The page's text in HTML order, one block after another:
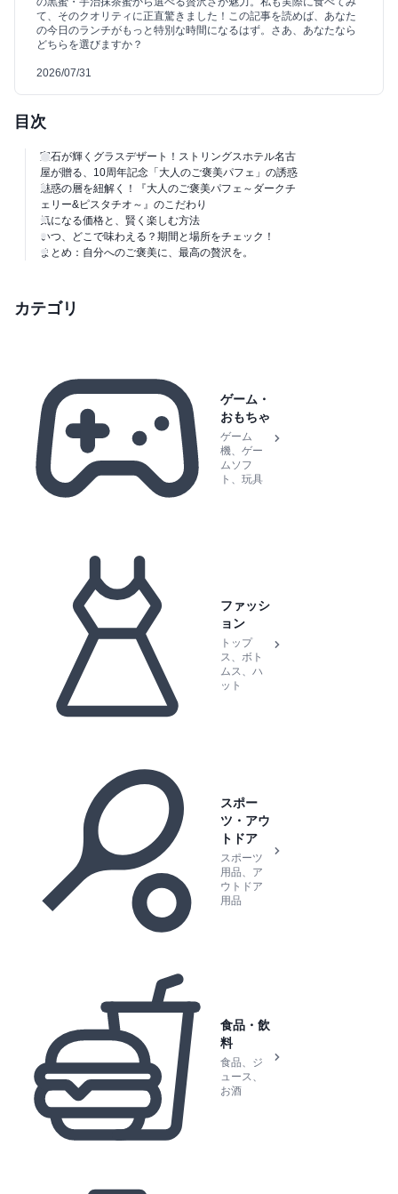
て、そのクオリティに正直驚きました！この記事を読めば、あなた
の今日のランチがもっと特別な時間になるはず。さあ、あなたなら
どちらを選びますか？
2026/07/31
目次
宝石が輝くグラスデザート！ストリングスホテル名古
屋が贈る、10周年記念「大人のご褒美パフェ」の誘惑
魅惑の層を紐解く！『大人のご褒美パフェ～ダークチ
ェリー&ピスタチオ～』のこだわり
気になる価格と、賢く楽しむ方法
いつ、どこで味わえる？期間と場所をチェック！
まとめ：自分へのご褒美に、最高の贅沢を。
カテゴリ
ゲーム・
おもちゃ
ゲーム
機、ゲー
ムソフ
ト、玩具
ファッシ
ョン
トップ
ス、ボト
ムス、ハ
ット
スポー
ツ・アウ
トドア
スポーツ
用品、ア
ウトドア
用品
食品・飲
料
食品、ジ
ュース、
お酒